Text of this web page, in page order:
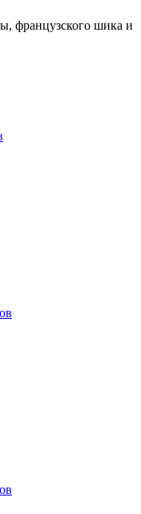
французского шика и